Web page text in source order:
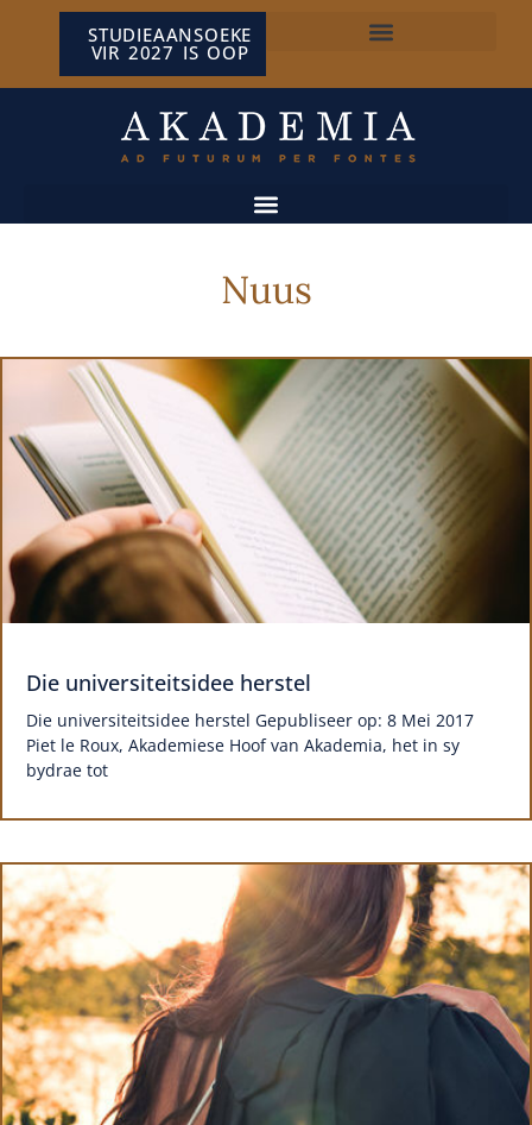
STUDIEAANSOEKE
VIR 2027 IS OOP
Nuus
Die universiteitsidee herstel
Die universiteitsidee herstel Gepubliseer op: 8 Mei 2017
Piet le Roux, Akademiese Hoof van Akademia, het in sy
bydrae tot